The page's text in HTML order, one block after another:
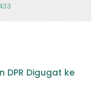
DPR Digugat ke